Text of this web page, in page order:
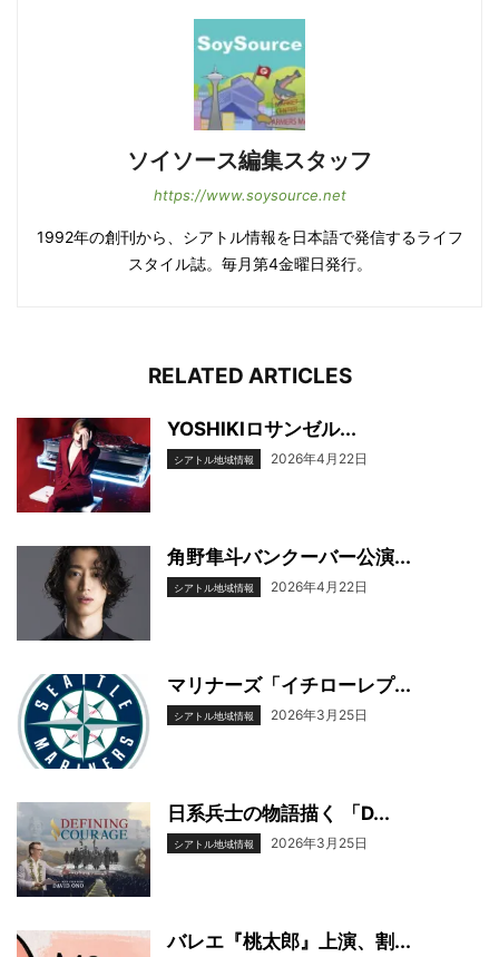
ソイソース編集スタッフ
https://www.soysource.net
1992年の創刊から、シアトル情報を日本語で発信するライフ
スタイル誌。毎月第4金曜日発行。
RELATED ARTICLES
YOSHIKIロサンゼル...
シアトル地域情報 2026年4月22日
角野隼斗バンクーバー公演...
シアトル地域情報 2026年4月22日
マリナーズ「イチローレプ...
シアトル地域情報 2026年3月25日
日系兵士の物語描く 「D...
シアトル地域情報 2026年3月25日
バレエ『桃太郎』上演、割...